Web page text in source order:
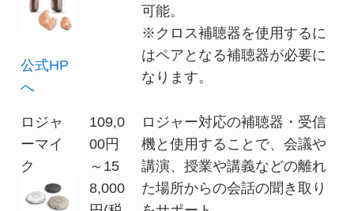
公式HP
へ
可能。
※クロス補聴器を使用するに
はペアとなる補聴器が必要に
なります。
ロジャ
ーマイ
ク
109,0
00円
～15
8,000
ロジャー対応の補聴器・受信
機と使用することで、会議や
講演、授業や講義などの離れ
た場所からの会話の聞き取り